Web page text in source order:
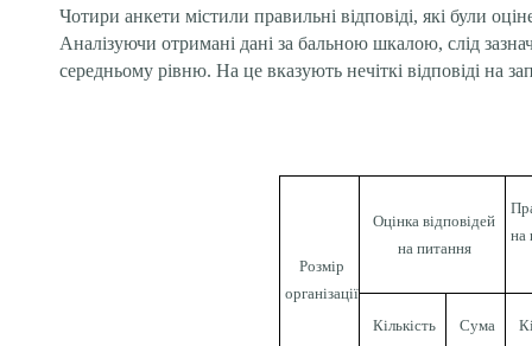
Чотири анкети містили правильні відповіді, які були
Аналізуючи отримані дані за бальною шкалою, слід
середньому рівню. На це вказують нечіткі відповіді на
Розмір
організації
Оцінка відповідей
на питання
на
Кількість
Сума